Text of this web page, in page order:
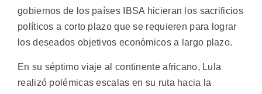
gobiernos de los países IBSA hicieran los sacrificios
políticos a corto plazo que se requieren para lograr
los deseados objetivos económicos a largo plazo.
En su séptimo viaje al continente africano, Lula
realizó polémicas escalas en su ruta hacia la